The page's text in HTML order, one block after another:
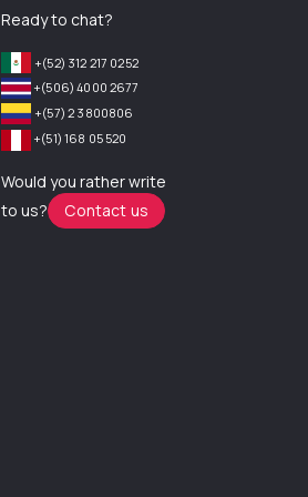
Ready to chat?
+(52) 312 217 0252
+(506) 4000 2677
+(57) 2 3800806
+(51) 168 05 520
Would you rather write
to us?
Contact us